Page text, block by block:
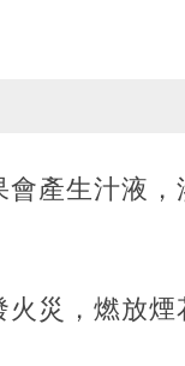
會產生汁液
火災，燃放煙